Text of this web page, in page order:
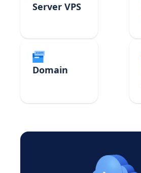
Server VPS
Domain